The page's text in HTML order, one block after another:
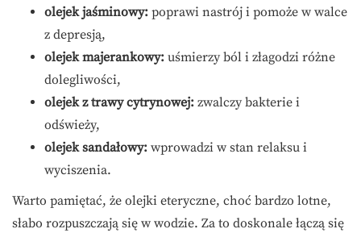
olejek jaśminowy: poprawi nastrój i pomoże w walce
z depresją,
olejek majerankowy: uśmierzy ból i złagodzi różne
dolegliwości,
olejek z trawy cytrynowej: zwalczy bakterie i
odświeży,
olejek sandałowy: wprowadzi w stan relaksu i
wyciszenia.
Warto pamiętać, że olejki eteryczne, choć bardzo lotne,
słabo rozpuszczają się w wodzie. Za to doskonale łączą się